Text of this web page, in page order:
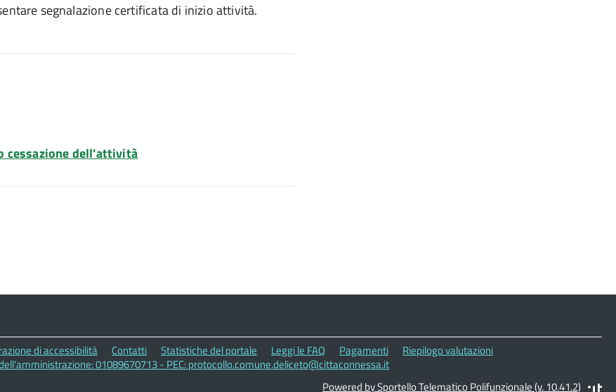
segnalazione certificata di inizio attività.
cessazione dell'attività
di accessibilità Contatti Statistiche del portale Leggi le FAQ Pagamenti
Riepilogo valutazioni
01089670713 - PEC: protocollo.comune.deliceto@cittaconnessa.it
Powered by Sportello Telematico Polifunzionale (v. 10.41.2)